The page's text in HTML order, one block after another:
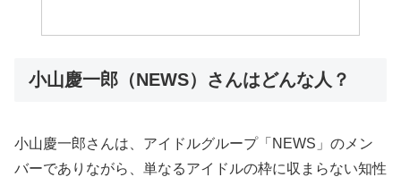
小山慶一郎（NEWS）さんはどんな人？
小山慶一郎さんは、アイドルグループ「NEWS」のメン
バーでありながら、単なるアイドルの枠に収まらない知性